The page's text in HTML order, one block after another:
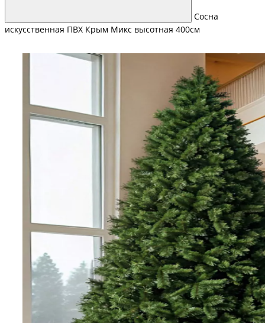
Сосна
искусственная ПВХ Крым Микс высотная 400см